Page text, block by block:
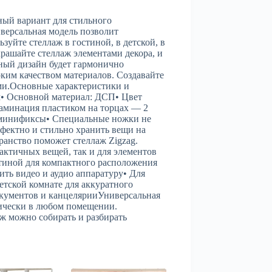
вариант для стильного
модель позволит
стеллаж в гостиной, в детской, в
стеллаж элементами декора, и
дизайн будет гармонично
качеством материалов. Создавайте
характеристики и
Основной материал: ДСП• Цвет
пластиком на торцах — 2
Специальные ножки не
и стильно хранить вещи на
поможет стеллаж Zigzag.
вещей, так и для элементов
для компактного расположения
видео и аудио аппаратуру• Для
комнате для аккуратного
и канцелярииУниверсальная
в любом помещении.
собирать и разбирать